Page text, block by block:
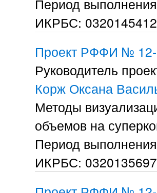
Период
ИКРБС:
Проект РФФИ №
Руководитель
Корж Оксана
Методы
объемов на
Период
ИКРБС: